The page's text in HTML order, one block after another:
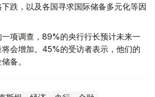
跌，以及各国寻求国际储备多元化等因
项调查，89%的央行行长预计未来一
会增加。45%的受访者表示，他们的
备。